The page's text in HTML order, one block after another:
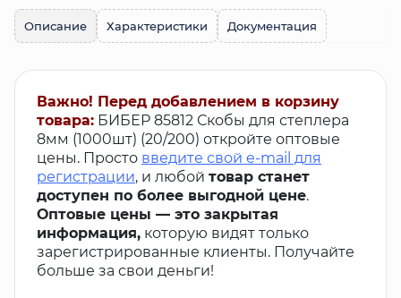
Описание Характеристики Документация
Важно! Перед добавлением в корзину
товара: БИБЕР 85812 Скобы для степлера
8мм (1000шт) (20/200) откройте оптовые
цены. Просто введите свой e-mail для
регистрации, и любой товар станет
доступен по более выгодной цене.
Оптовые цены — это закрытая
информация, которую видят только
зарегистрированные клиенты. Получайте
больше за свои деньги!